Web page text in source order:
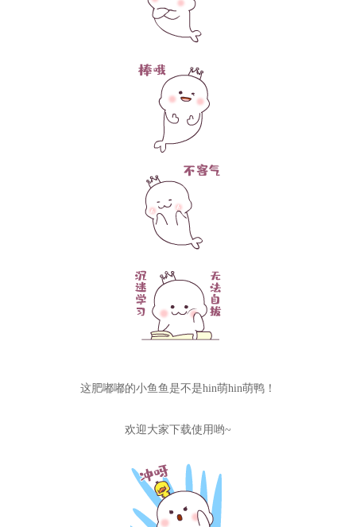
这肥嘟嘟的小鱼鱼是不是hin萌hin萌鸭！
欢迎大家下载使用哟~